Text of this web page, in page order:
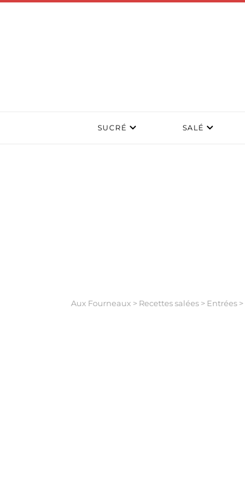
SUCRÉ SALÉ
Aux Fourneaux > Recettes salées > Entrées >